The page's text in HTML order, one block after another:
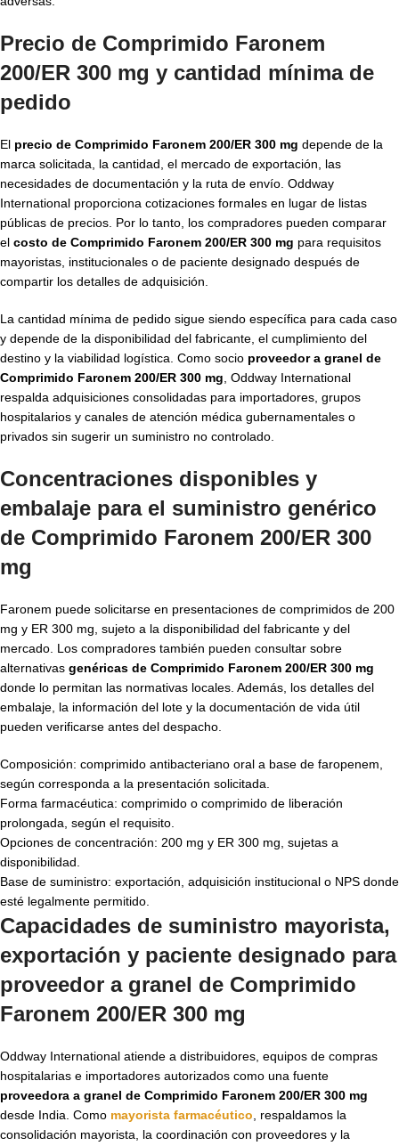
Precio de Comprimido Faronem
200/ER 300 mg y cantidad mínima de
pedido
El precio de Comprimido Faronem 200/ER 300 mg depende de la
marca solicitada, la cantidad, el mercado de exportación, las
necesidades de documentación y la ruta de envío. Oddway
International proporciona cotizaciones formales en lugar de listas
públicas de precios. Por lo tanto, los compradores pueden comparar
el costo de Comprimido Faronem 200/ER 300 mg para requisitos
mayoristas, institucionales o de paciente designado después de
compartir los detalles de adquisición.
La cantidad mínima de pedido sigue siendo específica para cada caso
y depende de la disponibilidad del fabricante, el cumplimiento del
destino y la viabilidad logística. Como socio proveedor a granel de
Comprimido Faronem 200/ER 300 mg , Oddway International
respalda adquisiciones consolidadas para importadores, grupos
hospitalarios y canales de atención médica gubernamentales o
privados sin sugerir un suministro no controlado.
Concentraciones disponibles y
embalaje para el suministro genérico
de Comprimido Faronem 200/ER 300
mg
Faronem puede solicitarse en presentaciones de comprimidos de 200
mg y ER 300 mg, sujeto a la disponibilidad del fabricante y del
mercado. Los compradores también pueden consultar sobre
alternativas genéricas de Comprimido Faronem 200/ER 300 mg
donde lo permitan las normativas locales. Además, los detalles del
embalaje, la información del lote y la documentación de vida útil
pueden verificarse antes del despacho.
Composición: comprimido antibacteriano oral a base de faropenem,
según corresponda a la presentación solicitada.
Forma farmacéutica: comprimido o comprimido de liberación
prolongada, según el requisito.
Opciones de concentración: 200 mg y ER 300 mg, sujetas a
disponibilidad.
Base de suministro: exportación, adquisición institucional o NPS donde
esté legalmente permitido.
Capacidades de suministro mayorista,
exportación y paciente designado para
proveedor a granel de Comprimido
Faronem 200/ER 300 mg
Oddway International atiende a distribuidores, equipos de compras
hospitalarias e importadores autorizados como una fuente
proveedora a granel de Comprimido Faronem 200/ER 300 mg
desde India. Como mayorista farmacéutico , respaldamos la
consolidación mayorista, la coordinación con proveedores y la